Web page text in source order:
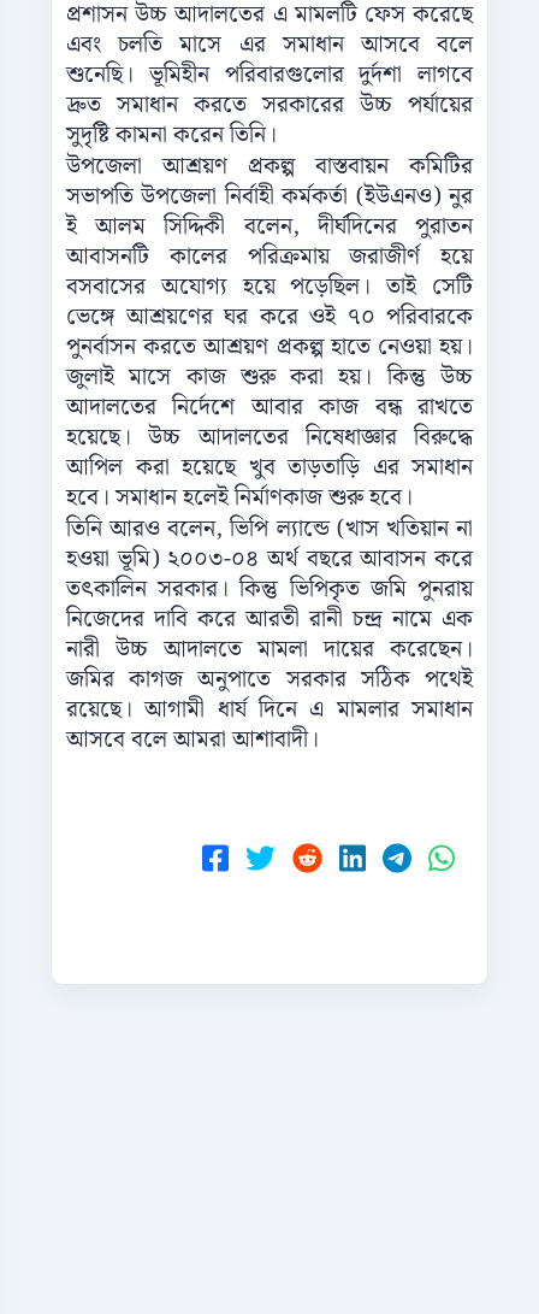
প্রশাসন উচ্চ আদালতের এ মামলটি ফেস করেছে
এবং চলতি মাসে এর সমাধান আসবে বলে
শুনেছি। ভূমিহীন পরিবারগুলোর দুর্দশা লাগবে
দ্রুত সমাধান করতে সরকারের উচ্চ পর্যায়ের
সুদৃষ্টি কামনা করেন তিনি।
উপজেলা আশ্রয়ণ প্রকল্প বাস্তবায়ন কমিটির
সভাপতি উপজেলা নির্বাহী কর্মকর্তা (ইউএনও) নুর
ই আলম সিদ্দিকী বলেন, দীর্ঘদিনের পুরাতন
আবাসনটি কালের পরিক্রমায় জরাজীর্ণ হয়ে
বসবাসের অযোগ্য হয়ে পড়েছিল। তাই সেটি
ভেঙ্গে আশ্রয়ণের ঘর করে ওই ৭০ পরিবারকে
পুনর্বাসন করতে আশ্রয়ণ প্রকল্প হাতে নেওয়া হয়।
জুলাই মাসে কাজ শুরু করা হয়। কিন্তু উচ্চ
আদালতের নির্দেশে আবার কাজ বন্ধ রাখতে
হয়েছে। উচ্চ আদালতের নিষেধাজ্ঞার বিরুদ্ধে
আপিল করা হয়েছে খুব তাড়তাড়ি এর সমাধান
হবে। সমাধান হলেই নির্মাণকাজ শুরু হবে।
তিনি আরও বলেন, ভিপি ল্যান্ডে (খাস খতিয়ান না
হওয়া ভূমি) ২০০৩-০৪ অর্থ বছরে আবাসন করে
তৎকালিন সরকার। কিন্তু ভিপিকৃত জমি পুনরায়
নিজেদের দাবি করে আরতী রানী চন্দ্র নামে এক
নারী উচ্চ আদালতে মামলা দায়ের করেছেন।
জমির কাগজ অনুপাতে সরকার সঠিক পথেই
রয়েছে। আগামী ধার্য দিনে এ মামলার সমাধান
আসবে বলে আমরা আশাবাদী।